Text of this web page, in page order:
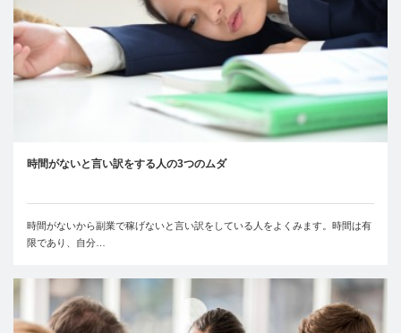
時間がないと言い訳をする人の3つのムダ
時間がないから副業で稼げないと言い訳をしている人をよくみます。時間は有
限であり、自分…